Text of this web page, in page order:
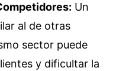
Un
al de otras
sector puede
y dificultar la